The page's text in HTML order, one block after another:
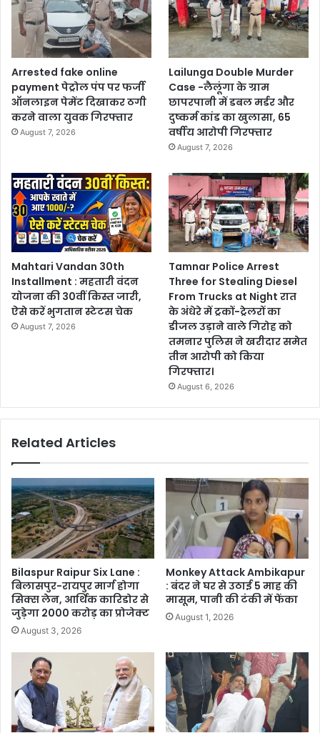
Arrested fake online
payment पेट्रोल पंप पर फर्जी
ऑनलाइन पेमेंट दिखाकर ठगी
करने वाला युवक गिरफ्तार
August 7, 2026
Lailunga Double Murder
Case -लैलूंगा के ग्राम
छापरपानी में डबल मर्डर और
दुष्कर्म कांड का खुलासा, 65
वर्षीय आरोपी गिरफ्तार
August 7, 2026
Mahtari Vandan 30th
Installment : महतारी वंदन
योजना की 30वीं किस्त जारी,
ऐसे करें भुगतान स्टेटस चेक
August 7, 2026
Tamnar Police Arrest
Three for Stealing Diesel
From Trucks at Night रात
के अंधेरे में ट्रकों-ट्रेलरों का
डीजल उड़ाने वाले गिरोह को
तमनार पुलिस ने खरीदार समेत
तीन आरोपी को किया
गिरफ्तार।
August 6, 2026
Related Articles
Bilaspur Raipur Six Lane :
बिलासपुर-रायपुर मार्ग होगा
सिक्स लेन, आर्थिक कारिडोर से
जुड़ेगा 2000 करोड़ का प्रोजेक्ट
August 3, 2026
Monkey Attack Ambikapur
: बंदर ने घर से उठाई 5 माह की
मासूम, पानी की टंकी में फेंका
August 1, 2026